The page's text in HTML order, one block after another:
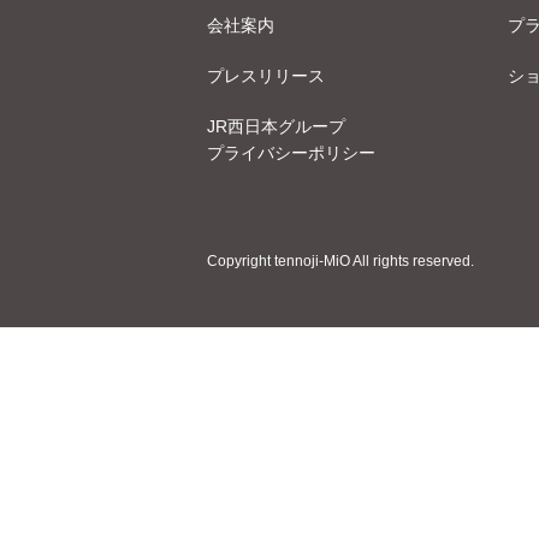
会社案内 プ
プレスリリース シ
JR西日本グループ
プライバシーポリシー
Copyright tennoji-MiO All rights reserved.